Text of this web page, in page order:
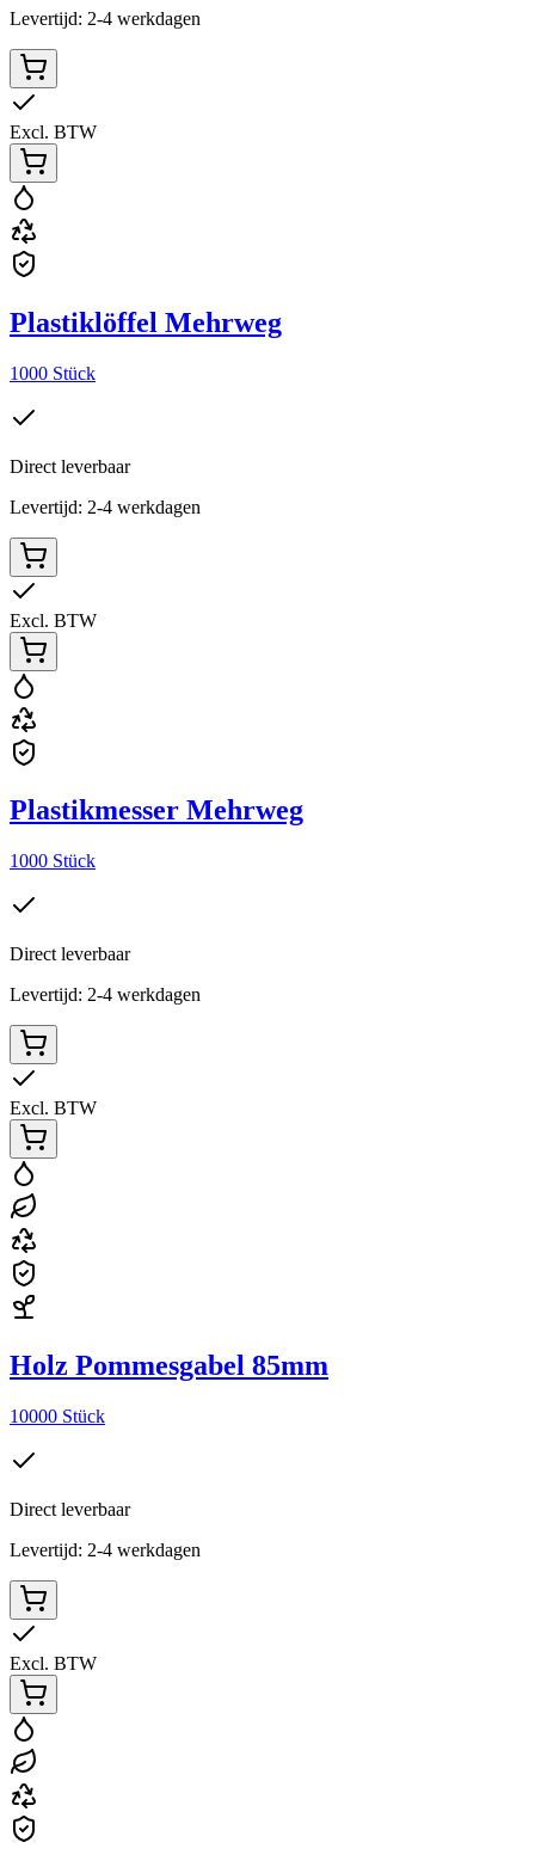
Levertijd: 2-4 werkdagen
Excl. BTW
Plastiklöffel Mehrweg
1000 Stück
Direct leverbaar
Levertijd: 2-4 werkdagen
Excl. BTW
Plastikmesser Mehrweg
1000 Stück
Direct leverbaar
Levertijd: 2-4 werkdagen
Excl. BTW
Holz Pommesgabel 85mm
10000 Stück
Direct leverbaar
Levertijd: 2-4 werkdagen
Excl. BTW